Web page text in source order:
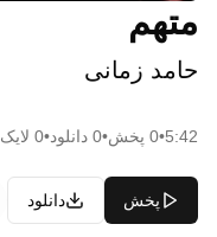
متهم
حامد زمانی
5:42
•
0 پخش•
0 دانلود•
0 لایک
پخش دانلود